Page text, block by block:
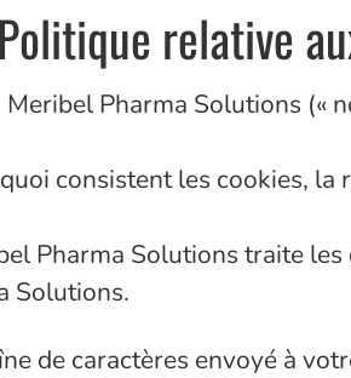
Politique relative
Pharma Solutions («
consistent les cookies,
Pharma Solutions traite
Solutions.
de caractères envoyé à